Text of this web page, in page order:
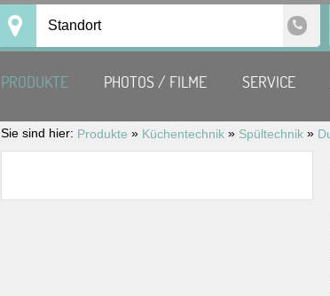
Standort
PRODUKTE PHOTOS / FILME SERVICE
Sie sind hier: Produkte » Küchentechnik » Spültechnik »